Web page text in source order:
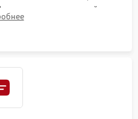
программной
от кофейных масел.